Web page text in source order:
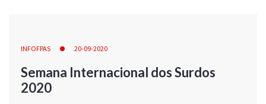
INFOFPAS 20-09-2020
Semana Internacional dos Surdos
2020